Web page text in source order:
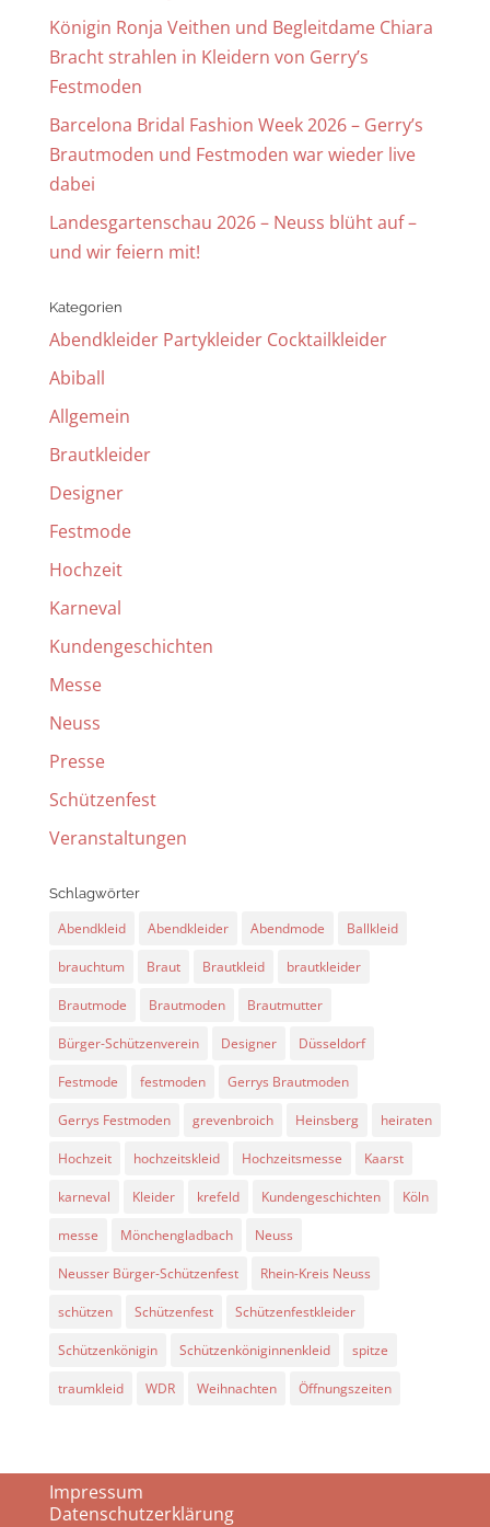
Königin Ronja Veithen und Begleitdame Chiara
Bracht strahlen in Kleidern von Gerry’s
Festmoden
Barcelona Bridal Fashion Week 2026 – Gerry’s
Brautmoden und Festmoden war wieder live
dabei
Landesgartenschau 2026 – Neuss blüht auf –
und wir feiern mit!
Kategorien
Abendkleider Partykleider Cocktailkleider
Abiball
Allgemein
Brautkleider
Designer
Festmode
Hochzeit
Karneval
Kundengeschichten
Messe
Neuss
Presse
Schützenfest
Veranstaltungen
Schlagwörter
Abendkleid Abendkleider Abendmode Ballkleid
brauchtum Braut Brautkleid brautkleider
Brautmode Brautmoden Brautmutter
Bürger-Schützenverein Designer Düsseldorf
Festmode festmoden Gerrys Brautmoden
Gerrys Festmoden grevenbroich Heinsberg heiraten
Hochzeit hochzeitskleid Hochzeitsmesse Kaarst
karneval Kleider krefeld Kundengeschichten Köln
messe Mönchengladbach Neuss
Neusser Bürger-Schützenfest Rhein-Kreis Neuss
schützen Schützenfest Schützenfestkleider
Schützenkönigin Schützenköniginnenkleid spitze
traumkleid WDR Weihnachten Öffnungszeiten
Impressum
Datenschutzerklärung